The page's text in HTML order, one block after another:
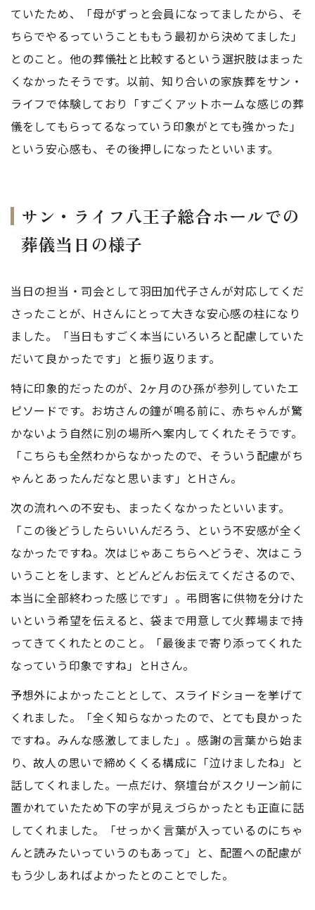
ていたため、「母がずっと会員になってましたから、そ
ちらでやるっていうことももう最初から決めてました」
とのこと。他の葬儀社と比較するという選択肢はまった
くなかったそうです。以前、知り合いの家族葬をサン・
ライフで体験しており「すごくアットホームな感じの葬
儀をしてもらってるなっていう印象がとても強かった」
という安心感も、その後押しになったといいます。
サン・ライフ八王子総合ホールでの
葬儀当日の様子
当日の担当・司会として羽田加代子さんが対応してくだ
さったことが、Hさんにとって大きな安心感の柱になり
ました。「当日もすごく本当にいろいろと配慮していた
だいて良かったです」と振り返ります。
特に印象的だったのが、2ヶ月のひ孫が参列していたエ
ピソードです。お坊さんの鐘が鳴る前に、赤ちゃんが驚
かないよう自然に別の場所へ案内してくれたそうです。
「こちらも全然わからなかったので、そういう配慮がち
ゃんとあったんだなと思います」とHさん。
次の流れへの不安も、まったくなかったといいます。
「この後どうしたらいいんだろう、という不安感が全く
なかったですね。次はじゃあこちらへどうぞ、次はこう
いうことをします、とどんどんお伝えてくださるので、
本当に全部終わった感じです」。弔問客に供物を分けた
いという希望を伝えると、袋まで用意して火葬場まで持
ってきてくれたとのこと。「最後まで寄り添ってくれた
なっていう印象ですね」とHさん。
予想外によかったこととして、スライドショーを挙げて
くれました。「全く知らなかったので、とても良かった
ですね。みんな感激してました」。感謝の言葉から始ま
り、故人の思いで締めくくる構成に「泣けましたね」と
話してくれました。一点だけ、祭壇台がスクリーン前に
置かれていたため下の字が見えづらかったとも正直に話
してくれました。「せっかく言葉が入っているのにちゃ
んと読みたいっていうのもあって」と、配置への配慮が
もう少しあればよかったとのことでした。